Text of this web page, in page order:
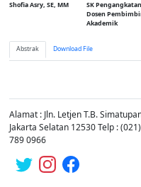
Shofia Asry, SE, MM
SK Pengangkatan
Dosen
Akademik
Abstrak Download File
Alamat : Jln. Letjen T.B.
Jakarta Selatan 12530 Telp :
789 0966